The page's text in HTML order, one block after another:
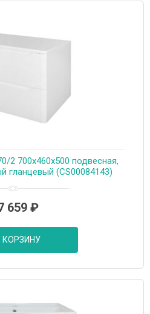
2 700х460х500 подвесная,
гланцевый (CS00084143)
659 ₽
КОРЗИНУ